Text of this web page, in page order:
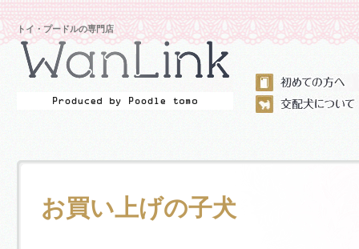
トイ・プードルの専門店
お買い上げの子犬